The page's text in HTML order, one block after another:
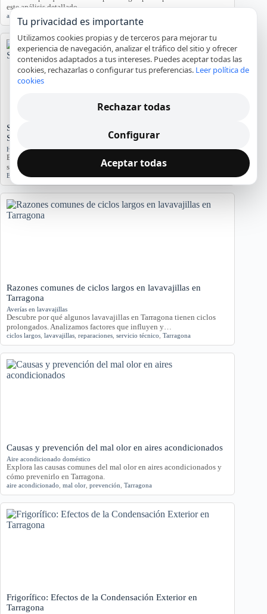
este análisis detallado.…
agua
Significado del Error E01 en Hornos Teka: Causas y
Soluciones
Hornos y placas de cocina
El error E01 en hornos Teka indica problemas. Conozca sus causas y
síntomas para diagnosticar…
Error E01
Razones comunes de ciclos largos en lavavajillas en
Tarragona
Averías en lavavajillas
Descubre por qué algunos lavavajillas en Tarragona tienen ciclos
prolongados. Analizamos factores que influyen y…
ciclos largos lavavajillas reparaciones servicio técnico Tarragona
Causas y prevención del mal olor en aires acondicionados
Aire acondicionado doméstico
Explora las causas comunes del mal olor en aires acondicionados y
cómo prevenirlo en Tarragona.
aire acondicionado mal olor prevención Tarragona
Frigorífico: Efectos de la Condensación Exterior en
Tarragona
Tu privacidad es importante
Utilizamos cookies propias y de terceros para mejorar tu
experiencia de navegación, analizar el tráfico del sitio y ofrecer
contenidos adaptados a tus intereses. Puedes aceptar todas las
cookies, rechazarlas o configurar tus preferencias. Leer política de
cookies
Rechazar todas
Configurar
Aceptar todas